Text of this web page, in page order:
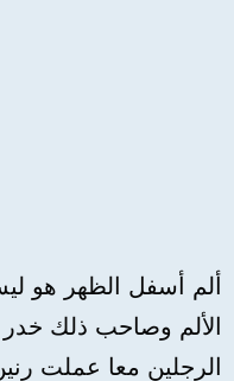
ألم أسفل الظهر هو
الألم وصاحب ذلك خدر
الرجلين معا عملت